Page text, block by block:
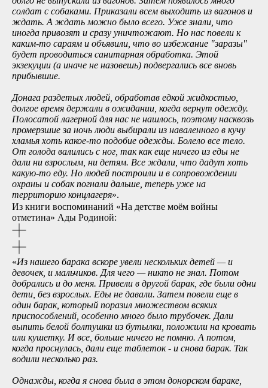
солдат с собаками. Приказали всем выходить из вагонов и
ждать. А ждать можно было всего. Уже знали, что
иногда привозят и сразу уничтожают. Но нас повели к
каким-то сараям и объявили, что во избежание "заразы"
будет проводиться санитарная обработка. Этой
экзекуции (а иначе не назовешь) подвергались все вновь
прибывшие.
Донага раздетых людей, обработав едкой жидкостью,
долгое время держали в ожидании, когда вернут одежду.
Полосатой лагерной для нас не нашлось, поэтому насквозь
промерзшие за ночь люди выбирали из наваленного в кучу
хламья хоть какое-то подобие одежды. Болело все тело.
От голода валились с ног, так как еще ничего из еды не
дали ни взрослым, ни детям. Все ждали, что дадут хоть
какую-то еду. Но людей построили и в сопровождении
охраны и собак погнали дальше, теперь уже на
территорию концлагеря».
Из книги воспоминаний «На детстве моём войны
отметина» Ады Родиной:
«Из нашего барака вскоре увели нескольких детей — и
девочек, и мальчиков. Для чего — никто не знал. Потом
добрались и до меня. Привели в другой барак, где были одни
дети, без взрослых. Еды не давали. Затем повели еще в
один барак, который поразил множеством всяких
приспособлений, особенно много было трубочек. Дали
выпить белой болтушки из бутылки, положили на кровать
или кушетку. И все, больше ничего не помню. А потом,
когда проснулась, дали еще таблеток - и снова барак. Так
водили несколько раз.
Однажды, когда я снова была в этом донорском бараке,